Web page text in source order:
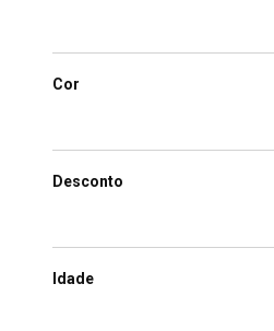
Cor
Desconto
Idade